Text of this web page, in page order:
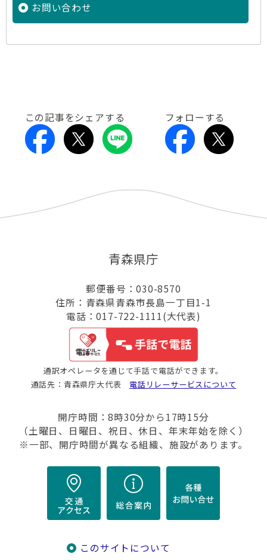
お問い合わせ
この記事をシェアする フォローする
青森県庁
郵便番号：030-8570
住所：青森県青森市長島一丁目1-1
電話：017-722-1111(大代表)
通訳オペレータを通じて手話で電話ができます。
通話先：青森県庁大代表 電話リレーサービスについて
開庁時間：8時30分から17時15分
（土曜日、日曜日、祝日、休日、年末年始を除く）
※一部、開庁時間が異なる組織、施設があります。
このサイトについて